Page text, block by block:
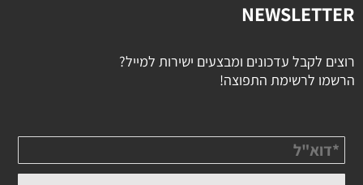
NEWSLETTER
רוצים לקבל עדכונים ומבצעים ישירות למייל?
הרשמו לרשימת התפוצה!